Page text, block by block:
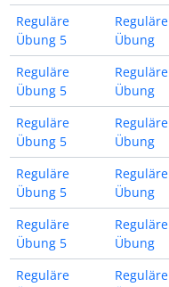
Reguläre
Übung 5
Reguläre
Übung
Reguläre
Übung 5
Reguläre
Übung
Reguläre
Übung 5
Reguläre
Übung
Reguläre
Übung 5
Reguläre
Übung
Reguläre
Übung 5
Reguläre
Übung
Reguläre
Reguläre